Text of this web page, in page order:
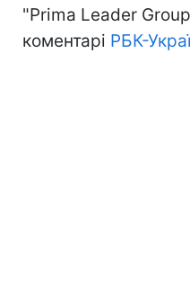
"Prima Leader
коментарі РБК-